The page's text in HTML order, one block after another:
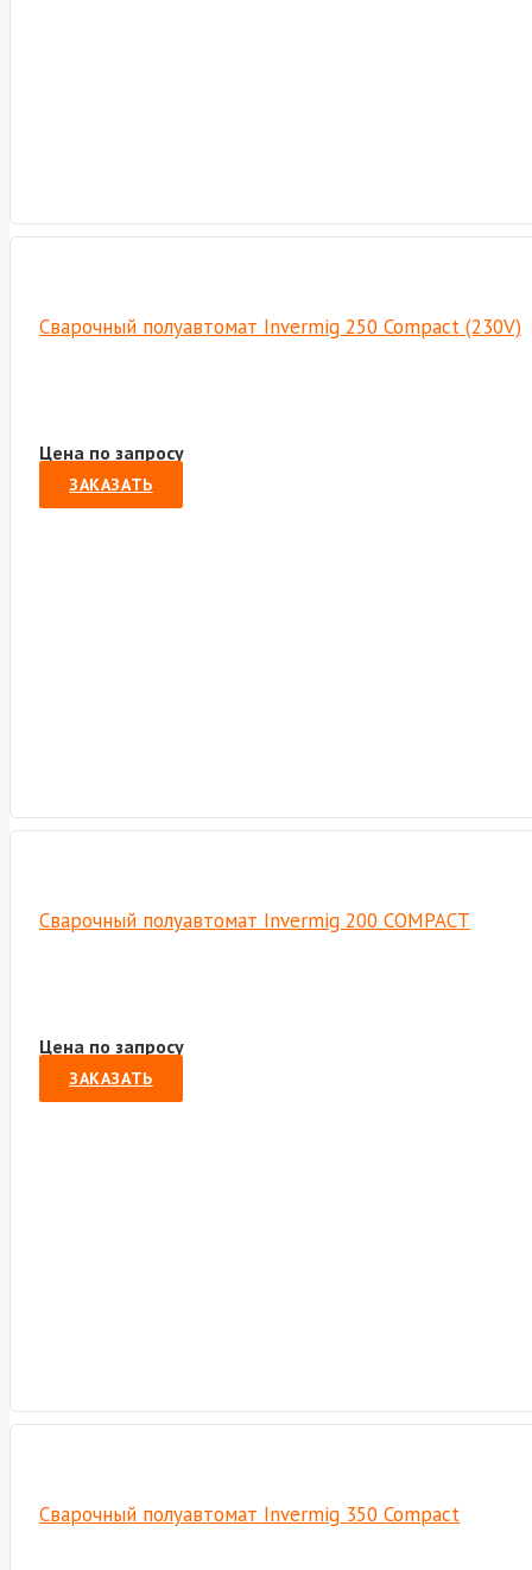
Сварочный полуавтомат Invermig 250 Compact (230V)
Цена по запросу
ЗАКАЗАТЬ
Сварочный полуавтомат Invermig 200 COMPACT
Цена по запросу
ЗАКАЗАТЬ
Сварочный полуавтомат Invermig 350 Compact